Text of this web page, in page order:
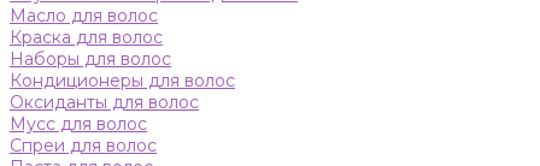
Масло для волос
Краска для волос
Наборы для волос
Кондиционеры для волос
Оксиданты для волос
Мусс для волос
Спреи для волос